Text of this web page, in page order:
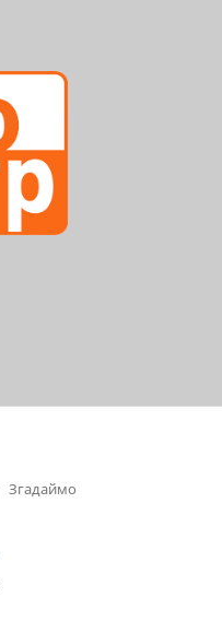
Згадаймо